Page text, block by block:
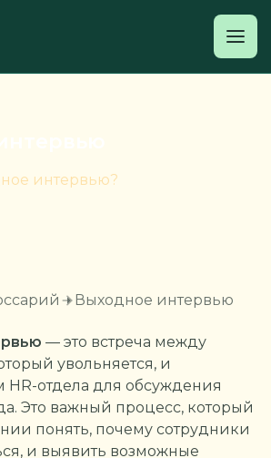
интервью?
Выходное интервью
— это встреча между
увольняется, и
HR-отдела для обсуждения
Это важный процесс, который
понять, почему сотрудники
и выявить возможные